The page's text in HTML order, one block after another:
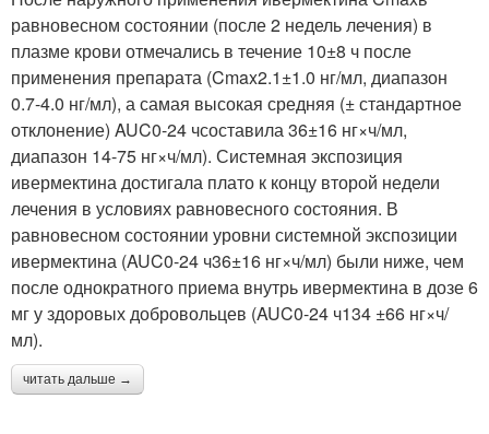
равновесном состоянии (после 2 недель лечения) в
плазме крови отмечались в течение 10±8 ч после
применения препарата (Cmax2.1±1.0 нг/мл, диапазон
0.7-4.0 нг/мл), а самая высокая средняя (± стандартное
отклонение) AUC0-24 чсоставила 36±16 нг×ч/мл,
диапазон 14-75 нг×ч/мл). Системная экспозиция
ивермектина достигала плато к концу второй недели
лечения в условиях равновесного состояния. В
равновесном состоянии уровни системной экспозиции
ивермектина (AUC0-24 ч36±16 нг×ч/мл) были ниже, чем
после однократного приема внутрь ивермектина в дозе 6
мг у здоровых добровольцев (AUC0-24 ч134 ±66 нг×ч/
мл).
читать дальше →